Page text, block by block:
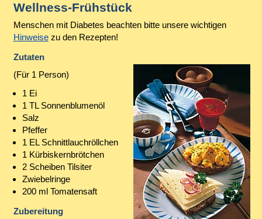
Wellness-Frühstück
Menschen mit Diabetes beachten bitte unsere wichtigen
Hinweisezu den Rezepten!
Zutaten
(Für 1 Person)
1 Ei
1 TL Sonnenblumenöl
Salz
Pfeffer
1 EL Schnittlauchröllchen
1 Kürbiskernbrötchen
2 Scheiben Tilsiter
Zwiebelringe
200 ml Tomatensaft
Zubereitung